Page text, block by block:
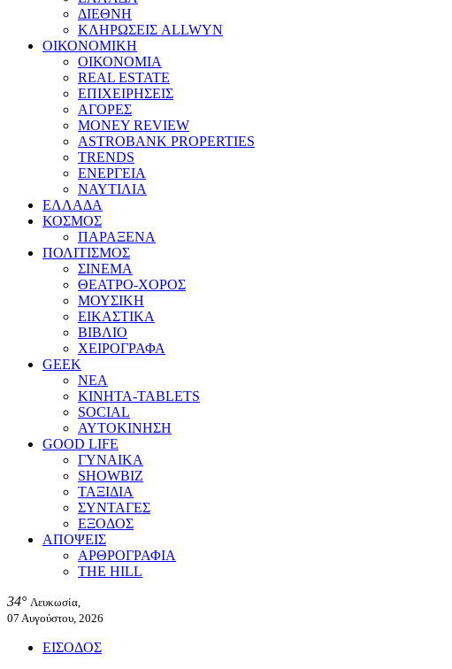
ΔΙΕΘΝΗ
ΚΛΗΡΩΣΕΙΣ ALLWYN
ΟΙΚΟΝΟΜΙΚΗ
ΟΙΚΟΝΟΜΙΑ
REAL ESTATE
ΕΠΙΧΕΙΡΗΣΕΙΣ
ΑΓΟΡΕΣ
MONEY REVIEW
ASTROBANK PROPERTIES
TRENDS
ΕΝΕΡΓΕΙΑ
ΝΑΥΤΙΛΙΑ
ΕΛΛΑΔΑ
ΚΟΣΜΟΣ
ΠΑΡΑΞΕΝΑ
ΠΟΛΙΤΙΣΜΟΣ
ΣΙΝΕΜΑ
ΘΕΑΤΡΟ-ΧΟΡΟΣ
ΜΟΥΣΙΚΗ
ΕΙΚΑΣΤΙΚΑ
ΒΙΒΛΙΟ
ΧΕΙΡΟΓΡΑΦΑ
GEEK
ΝΕΑ
ΚΙΝΗΤΑ-TABLETS
SOCIAL
ΑΥΤΟΚΙΝΗΣΗ
GOOD LIFE
ΓΥΝΑΙΚΑ
SHOWBIZ
ΤΑΞΙΔΙΑ
ΣΥΝΤΑΓΕΣ
ΕΞΟΔΟΣ
ΑΠΟΨΕΙΣ
ΑΡΘΡΟΓΡΑΦΙΑ
THE HILL
34° Λευκωσία,
07 Αυγούστου, 2026
ΕΙΣΟΔΟΣ